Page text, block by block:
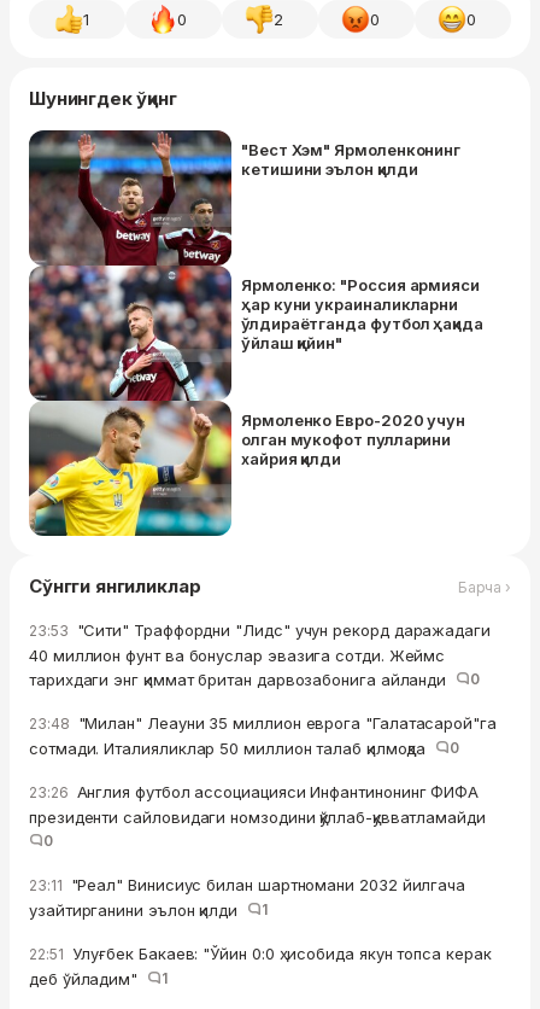
1 0 2 0 0
Шунингдек ўқинг
"Вест Хэм" Ярмоленконинг
кетишини эълон қилди
Ярмоленко: "Россия армияси
ҳар куни украиналикларни
ўлдираётганда футбол ҳақида
ўйлаш қийин"
Ярмоленко Евро-2020 учун
олган мукофот пулларини
хайрия қилди
Сўнгги янгиликлар Барча ›
23:53 "Сити" Траффордни "Лидс" учун рекорд даражадаги
40 миллион фунт ва бонуслар эвазига сотди. Жеймс
тарихдаги энг қиммат британ дарвозабонига айланди
0
23:48 "Милан" Леауни 35 миллион еврога "Галатасарой"га
сотмади. Италияликлар 50 миллион талаб қилмоқда
0
23:26 Англия футбол ассоциацияси Инфантинонинг ФИФА
президенти сайловидаги номзодини қўллаб-қувватламайди
0
23:11 "Реал" Винисиус билан шартномани 2032 йилгача
узайтирганини эълон қилди
1
22:51 Улуғбек Бакаев: "Ўйин 0:0 ҳисобида якун топса керак
деб ўйладим"
1